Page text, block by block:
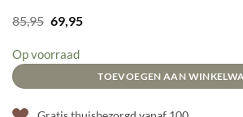
85,95 Oorspronkelijke
prijs
85,95.
69,95Huidige
Op voorraad
TOEVOEGEN AAN